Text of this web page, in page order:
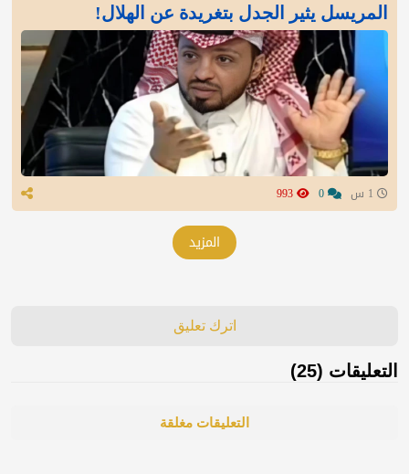
المريسل يثير الجدل بتغريدة عن الهلال!
المزيد
اترك تعليق
التعليقات (25)
التعليقات مغلقة